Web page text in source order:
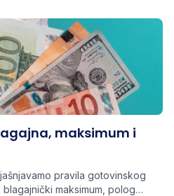
maksimum i
pravila gotovinskog
maksimum, polog